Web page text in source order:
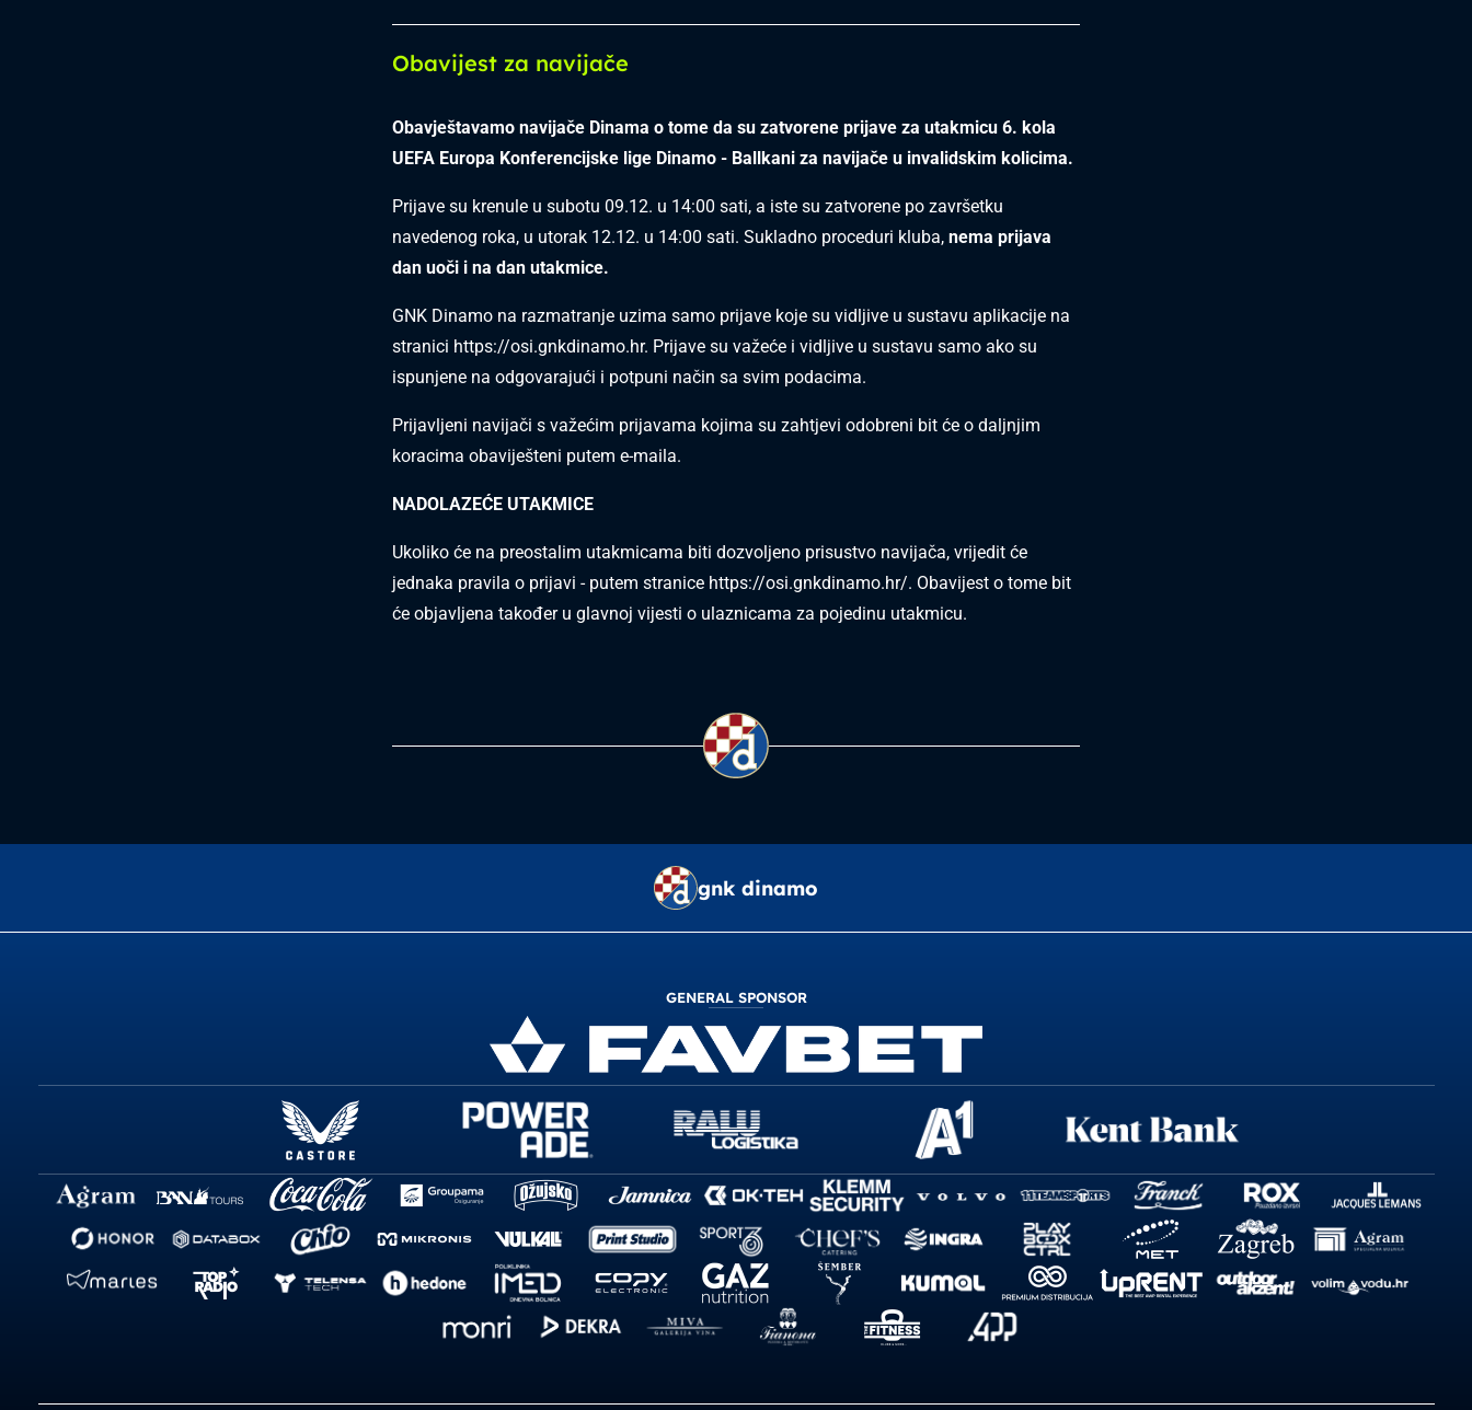
Obavijest za navijače
Obavještavamo navijače Dinama o tome da su zatvorene prijave za utakmicu 6. kola
UEFA Europa Konferencijske lige Dinamo - Ballkani za navijače u invalidskim kolicima.
Prijave su krenule u subotu 09.12. u 14:00 sati, a iste su zatvorene po završetku
navedenog roka, u utorak 12.12. u 14:00 sati. Sukladno proceduri kluba, nema prijava
dan uoči i na dan utakmice.
GNK Dinamo na razmatranje uzima samo prijave koje su vidljive u sustavu aplikacije na
stranici https://osi.gnkdinamo.hr. Prijave su važeće i vidljive u sustavu samo ako su
ispunjene na odgovarajući i potpuni način sa svim podacima.
Prijavljeni navijači s važećim prijavama kojima su zahtjevi odobreni bit će o daljnjim
koracima obaviješteni putem e-maila.
NADOLAZEĆE UTAKMICE
Ukoliko će na preostalim utakmicama biti dozvoljeno prisustvo navijača, vrijedit će
jednaka pravila o prijavi - putem stranice https://osi.gnkdinamo.hr/. Obavijest o tome bit
će objavljena također u glavnoj vijesti o ulaznicama za pojedinu utakmicu.
gnk dinamo
GENERAL SPONSOR